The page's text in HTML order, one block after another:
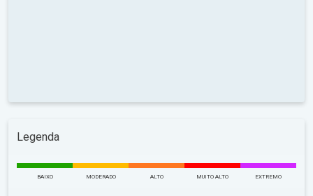
Legenda
BAIXO MODERADO ALTO MUITO ALTO EXTREMO